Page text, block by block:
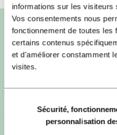
informations sur les visiteurs
Vos consentements nous
fonctionnement de toutes les
certains contenus
et d'améliorer constamment
visites.
consentement
Sécurité,
personnalisation